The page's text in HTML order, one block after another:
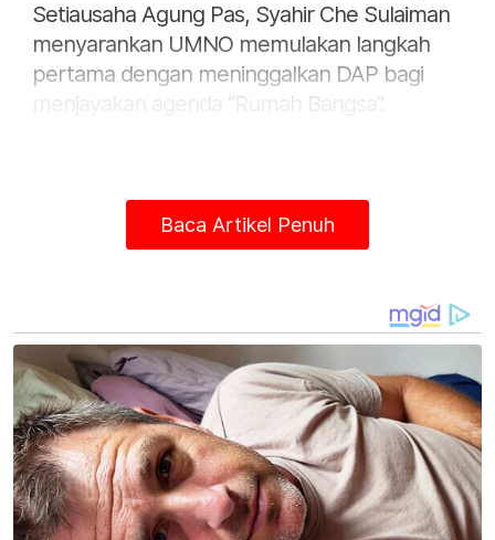
Setiausaha Agung Pas, Syahir Che Sulaiman
menyarankan UMNO memulakan langkah
pertama dengan meninggalkan DAP bagi
menjayakan agenda “Rumah Bangsa”.
Dalam pada itu, Mohamad menegaskan
semula sebab UMNO/BN bersetuju
membentuk kerajaan bersama PH adalah
Baca Artikel Penuh